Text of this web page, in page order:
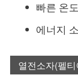
빠른 온
에너지
열전소자(펠